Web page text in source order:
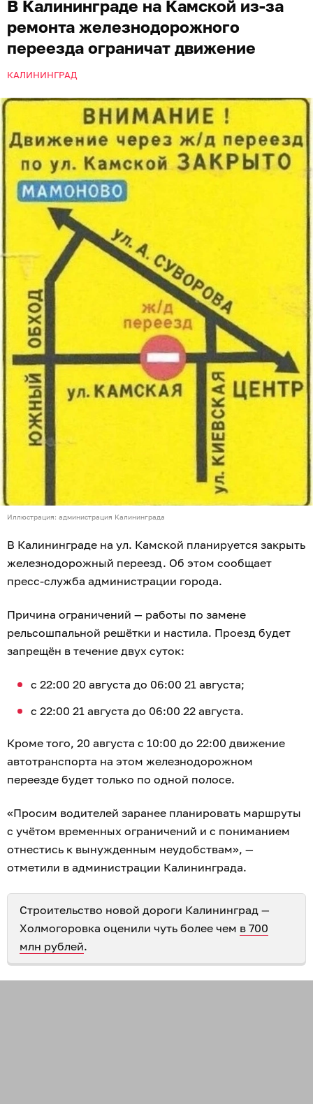
В Калининграде на Камской из-за
ремонта железнодорожного
переезда ограничат движение
КАЛИНИНГРАД
Иллюстрация: администрация Калининграда
В Калининграде на ул. Камской планируется закрыть
железнодорожный переезд. Об этом сообщает
пресс-служба администрации города.
Причина ограничений — работы по замене
рельсошпальной решётки и настила. Проезд будет
запрещён в течение двух суток:
с 22:00 20 августа до 06:00 21 августа;
с 22:00 21 августа до 06:00 22 августа.
Кроме того, 20 августа с 10:00 до 22:00 движение
автотранспорта на этом железнодорожном
переезде будет только по одной полосе.
«Просим водителей заранее планировать маршруты
с учётом временных ограничений и с пониманием
отнестись к вынужденным неудобствам», —
отметили в администрации Калининграда.
Строительство новой дороги Калининград —
Холмогоровка оценили чуть более чем в 700
млн рублей.